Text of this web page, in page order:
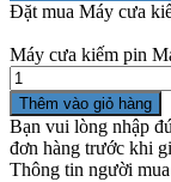
Đặt mua Máy cưa
Máy cưa kiếm pin
Số
lượng
Thêm vào giỏ hàng
Bạn vui lòng nhập
đơn hàng trước khi
Thông tin người mua